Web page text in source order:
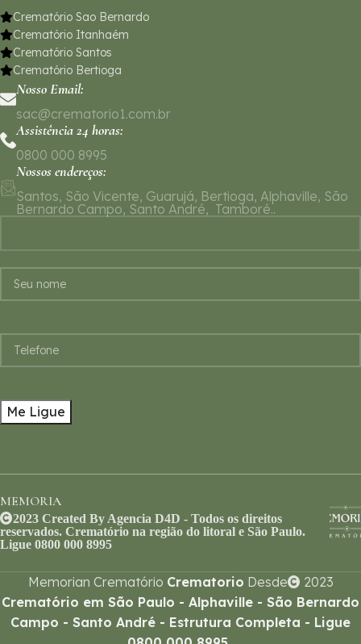
Crematório Sao Bernardo
Crematório Itanhaém
Crematório Santos
Crematório Bertioga
Nosso Email:
sac@crematorio1.com.br
Assistência 24 horas:
0800 000 8995
Nossos endereços:
Santos, São Vicente, Guarujá, Bertioga, Alphaville, São
Bernardo Campo, Santo André, Tamboré..
MEMORIA
2023 Created By Agencia D4D - Todos os direitos
reservados. Crematório na região do litoral e São Paulo.
Ligue 0800 000 8995
Memorian Crematório Crematorio Desde
2023
Crematório em São Paulo - Alphaville - São Bernardo
Campo - Santo André - Estrutura Completa - Ligue